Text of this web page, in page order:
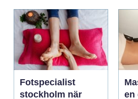
Fotspecialist
stockholm när
en